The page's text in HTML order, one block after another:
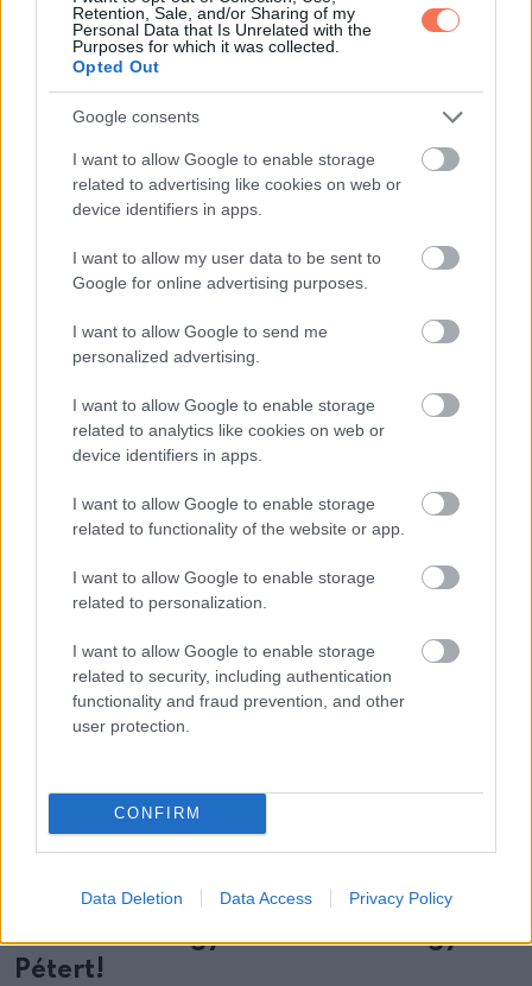
Retention, Sale, and/or Sharing of my
Personal Data that Is Unrelated with the
Purposes for which it was collected.
Opted Out
Google consents
I want to allow Google to enable storage
related to advertising like cookies on web or
device identifiers in apps.
I want to allow my user data to be sent to
Google for online advertising purposes.
I want to allow Google to send me
personalized advertising.
I want to allow Google to enable storage
related to analytics like cookies on web or
device identifiers in apps.
I want to allow Google to enable storage
related to functionality of the website or app.
I want to allow Google to enable storage
related to personalization.
I want to allow Google to enable storage
related to security, including authentication
functionality and fraud prevention, and other
user protection.
CONFIRM
Data Deletion Data Access Privacy Policy
ÉLETMÓD,VICCEK
Igazság
LEGÚJABB POSZTOK:
Most jött a drámai üzenet:
Ausztriából figyelmeztették Magyar
Pétert!